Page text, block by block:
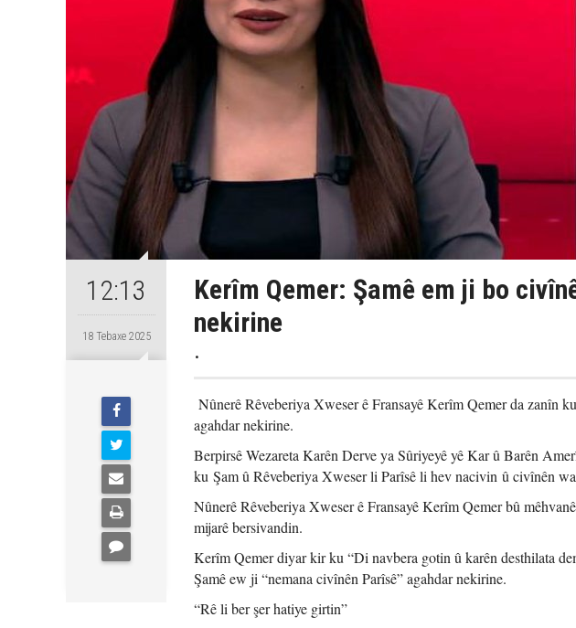
12:13
18 Tebaxe 2025
Kerîm Qemer: Şamê em ji bo
nekirine
.
Nûnerê Rêveberiya Xweser ê Fransayê Kerîm Qemer da zanîn
agahdar nekirine.
Berpirsê Wezareta Karên Derve ya Sûriyeyê yê Kar û Barên
ku Şam û Rêveberiya Xweser li Parîsê li hev nacivin û civînên
Nûnerê Rêveberiya Xweser ê Fransayê Kerîm Qemer bû
mijarê bersivandin.
Kerîm Qemer diyar kir ku “Di navbera gotin û karên desthilata
Şamê ew ji “nemana civînên Parîsê” agahdar nekirine.
“Rê li ber şer hatiye girtin”